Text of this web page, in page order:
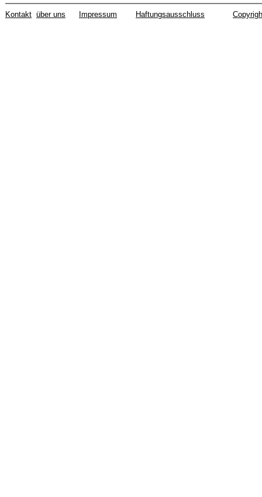
Kontakt über uns Impressum Haftungsausschluss